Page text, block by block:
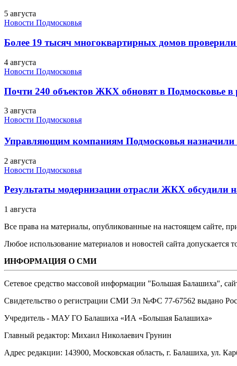
5 августа
Новости Подмосковья
Более 19 тысяч многоквартирных домов проверили
4 августа
Новости Подмосковья
Почти 240 объектов ЖКХ обновят в Подмосковье в
3 августа
Новости Подмосковья
Управляющим компаниям Подмосковья
2 августа
Новости Подмосковья
Результаты модернизации отрасли ЖКХ обсудили
1 августа
Все права на материалы, опубликованные на настоящем сайте,
Любое использование материалов и новостей сайта допускается
ИНФОРМАЦИЯ О СМИ
Сетевое средство массовой информации "Большая Балашиха",
Свидетельство о регистрации СМИ Эл №ФС ‎77-67562 выдано
Учредитель - МАУ ГО Балашиха «ИА «Большая Балашиха»
Главный редактор: Михаил Николаевич Грунин
Адрес редакции: 143900, Московская область, г. Балашиха, ул.